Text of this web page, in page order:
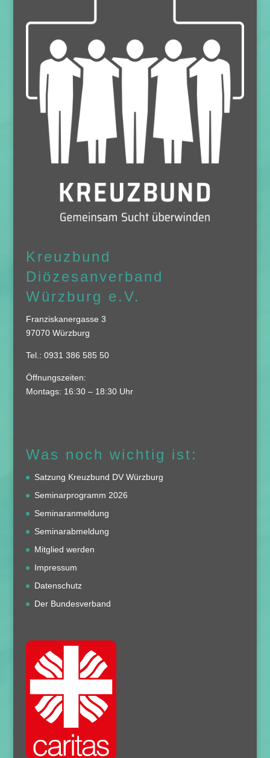
Kreuzbund
Diözesanverband
Würzburg e.V.
Franziskanergasse 3
97070 Würzburg
Tel.: 0931 386 585 50
Öffnungszeiten:
Montags: 16:30 – 18:30 Uhr
Was noch wichtig ist:
Satzung Kreuzbund DV Würzburg
Seminarprogramm 2026
Seminaranmeldung
Seminarabmeldung
Mitglied werden
Impressum
Datenschutz
Der Bundesverband